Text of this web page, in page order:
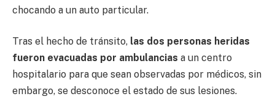
chocando a un auto particular.
Tras el hecho de tránsito, las dos personas heridas
fueron evacuadas por ambulancias a un centro
hospitalario para que sean observadas por médicos, sin
embargo, se desconoce el estado de sus lesiones.